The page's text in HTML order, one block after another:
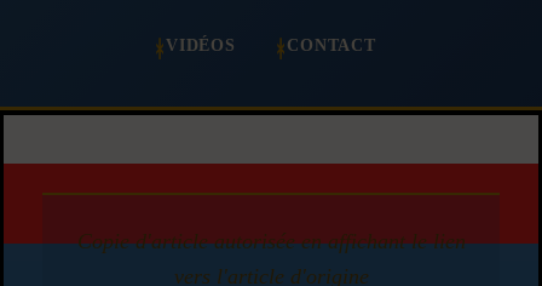
VIDÉOS CONTACT
Copie d'article autorisée en affichant le lien
vers l'article d'origine